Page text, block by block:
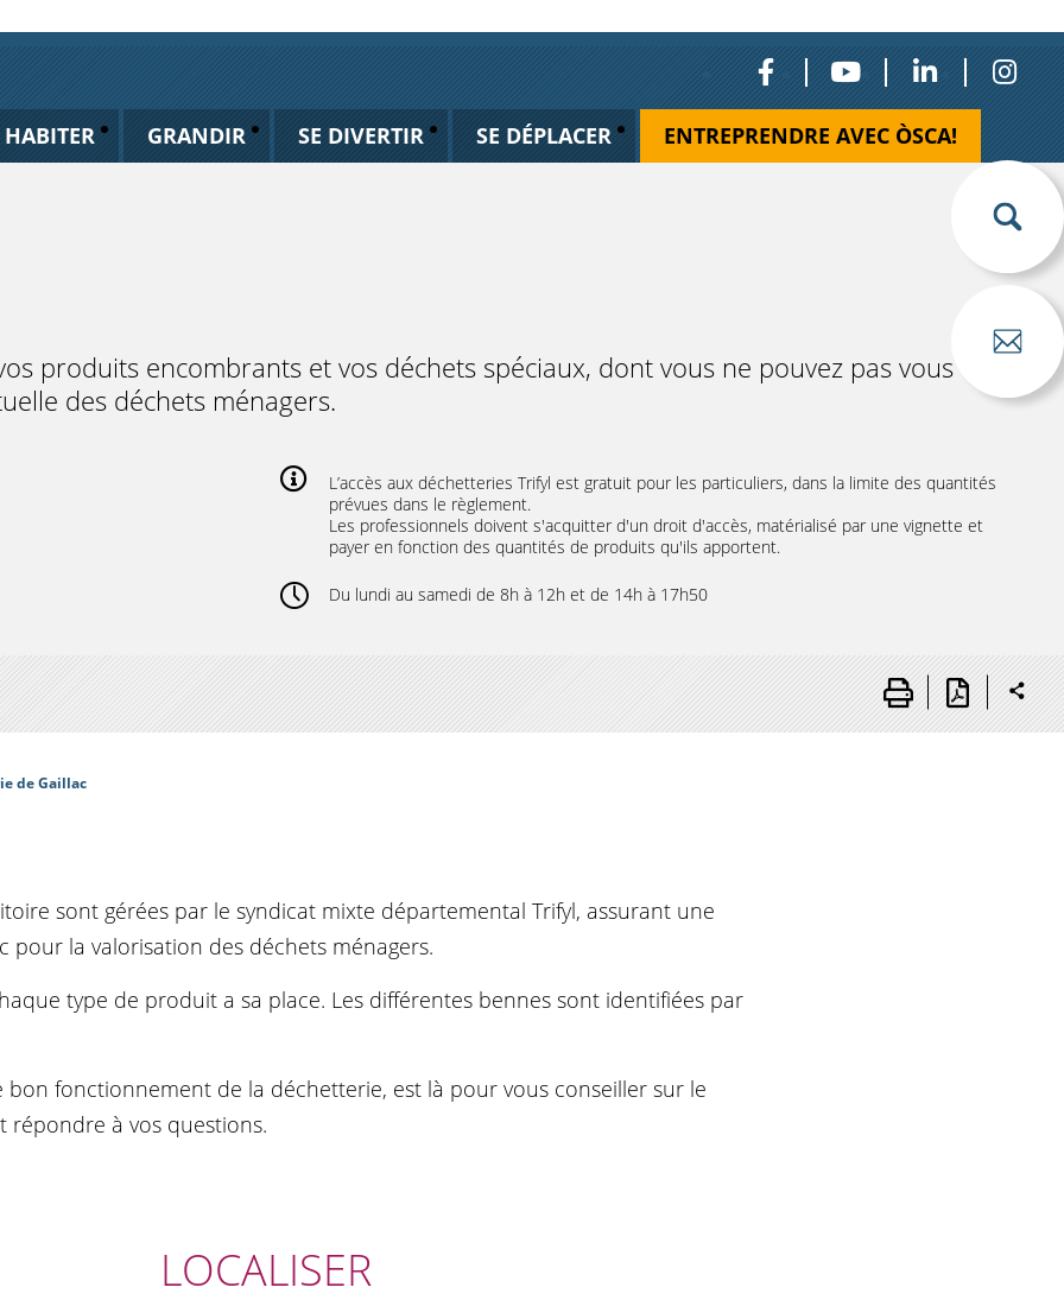
HABITER GRANDIR SE DIVERTIR SE DÉPLACER ENTREPRENDRE AVEC ÒSCA!
produits encombrants et vos déchets spéciaux, dont vous ne pouvez pas vous
des déchets ménagers.
L’accès aux déchetteries Trifyl est gratuit pour les particuliers, dans la limite des quantités
prévues dans le règlement.
Les professionnels doivent s'acquitter d'un droit d'accès, matérialisé par une vignette et
payer en fonction des quantités de produits qu'ils apportent.
Du lundi au samedi de 8h à 12h et de 14h à 17h50
de Gaillac
sont gérées par le syndicat mixte départemental Trifyl, assurant une
pour la valorisation des déchets ménagers.
type de produit a sa place. Les différentes bennes sont identifiées par
bon fonctionnement de la déchetterie, est là pour vous conseiller sur le
à vos questions.
LOCALISER